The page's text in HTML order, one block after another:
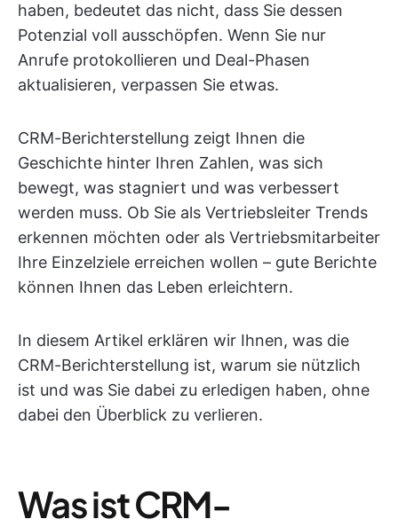
haben, bedeutet das nicht, dass Sie dessen
Potenzial voll ausschöpfen. Wenn Sie nur
Anrufe protokollieren und Deal-Phasen
aktualisieren, verpassen Sie etwas.
CRM-Berichterstellung zeigt Ihnen die
Geschichte hinter Ihren Zahlen, was sich
bewegt, was stagniert und was verbessert
werden muss. Ob Sie als Vertriebsleiter Trends
erkennen möchten oder als Vertriebsmitarbeiter
Ihre Einzelziele erreichen wollen – gute Berichte
können Ihnen das Leben erleichtern.
In diesem Artikel erklären wir Ihnen, was die
CRM-Berichterstellung ist, warum sie nützlich
ist und was Sie dabei zu erledigen haben, ohne
dabei den Überblick zu verlieren.
Was ist CRM-